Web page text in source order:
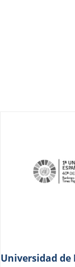
Universidad de